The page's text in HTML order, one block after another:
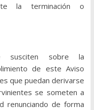
la terminación o
susciten sobre la
de este Aviso
que puedan derivarse
se someten a
renunciando de forma